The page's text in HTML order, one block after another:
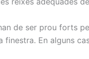
de ser prou forts
En alguns